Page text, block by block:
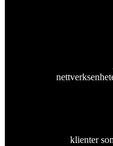
klienter